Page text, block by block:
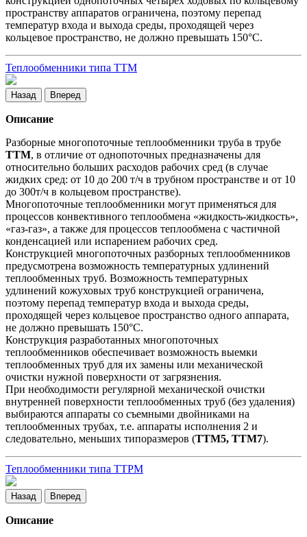
пространству аппаратов ограничена, поэтому перепад
температур входа и выхода среды, проходящей через
кольцевое пространство, не должно превышать 150°С.
Теплообменники типа ТТМ
Назад Вперед
Описание
Разборные многопоточные теплообменники труба в трубе
ТТМ, в отличие от однопоточных предназначены для
относительно больших расходов рабочих сред (в случае
жидких сред: от 10 до 200 т/ч в трубном пространстве и от 10
до 300т/ч в кольцевом пространстве).
Многопоточные теплообменники могут применяться для
процессов конвективного теплообмена «жидкость-жидкость»,
«газ-газ», а также для процессов теплообмена с частичной
конденсацией или испарением рабочих сред.
Конструкцией многопоточных разборных теплообменников
предусмотрена возможность температурных удлинений
теплообменных труб. Возможность температурных
удлинений кожуховых труб конструкцией ограничена,
поэтому перепад температур входа и выхода среды,
проходящей через кольцевое пространство одного аппарата,
не должно превышать 150°С.
Конструкция разработанных многопоточных
теплообменников обеспечивает возможность выемки
теплообменных труб для их замены или механической
очистки нужной поверхности от загрязнения.
При необходимости регулярной механической очистки
внутренней поверхности теплообменных труб (без удаления)
выбираются аппараты со съемными двойниками на
теплообменных трубах, т.е. аппараты исполнения 2 и
следовательно, меньших типоразмеров (ТТМ5, ТТМ7).
Теплообменники типа ТТРМ
Назад Вперед
Описание